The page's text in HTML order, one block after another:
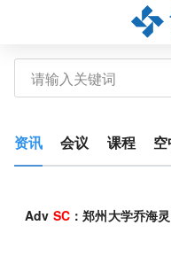
资讯 会议 课程
Adv SC：郑州大学乔海